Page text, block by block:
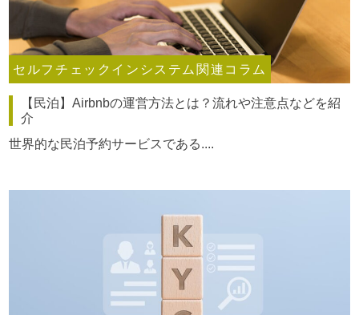
セルフチェックインシステム関連コラム
【民泊】Airbnbの運営方法とは？流れや注意点などを紹
介
世界的な民泊予約サービスである....